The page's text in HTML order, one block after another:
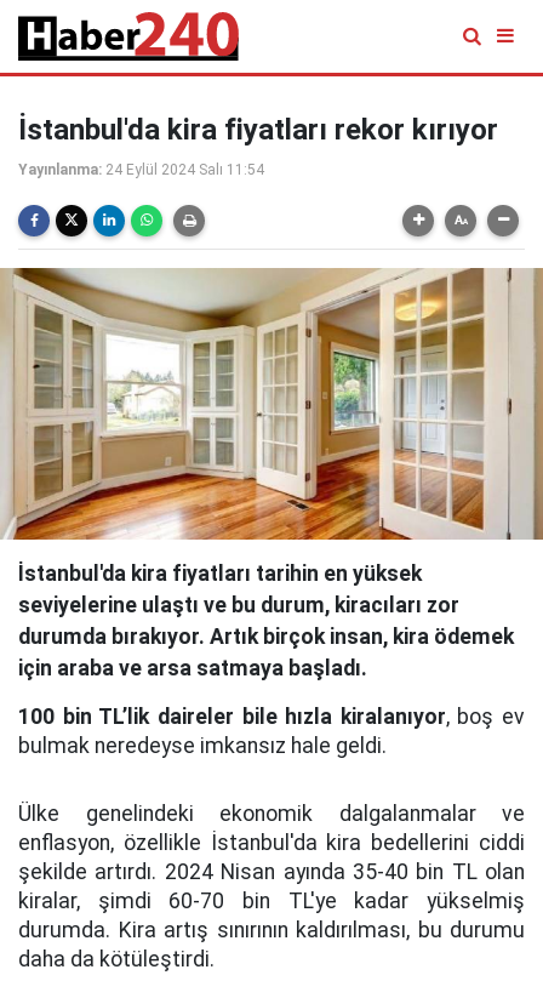
İstanbul'da kira fiyatları rekor kırıyor
Yayınlanma: 24 Eylül 2024 Salı 11:54
İstanbul'da kira fiyatları tarihin en yüksek
seviyelerine ulaştı ve bu durum, kiracıları zor
durumda bırakıyor. Artık birçok insan, kira ödemek
için araba ve arsa satmaya başladı.
100 bin TL’lik daireler bile hızla kiralanıyor, boş ev
bulmak neredeyse imkansız hale geldi.
Ülke genelindeki ekonomik dalgalanmalar ve
enflasyon, özellikle İstanbul'da kira bedellerini ciddi
şekilde artırdı. 2024 Nisan ayında 35-40 bin TL olan
kiralar, şimdi 60-70 bin TL'ye kadar yükselmiş
durumda. Kira artış sınırının kaldırılması, bu durumu
daha da kötüleştirdi.